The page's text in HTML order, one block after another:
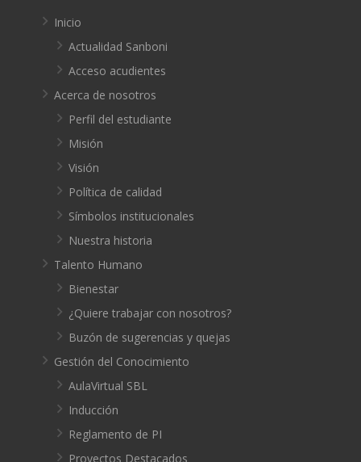
Inicio
Actualidad Sanboni
Acceso acudientes
Acerca de nosotros
Perfil del estudiante
Misión
Visión
Política de calidad
Símbolos institucionales
Nuestra historia
Talento Humano
Bienestar
¿Quiere trabajar con nosotros?
Buzón de sugerencias y quejas
Gestión del Conocimiento
AulaVirtual SBL
Inducción
Reglamento de PI
Proyectos Destacados